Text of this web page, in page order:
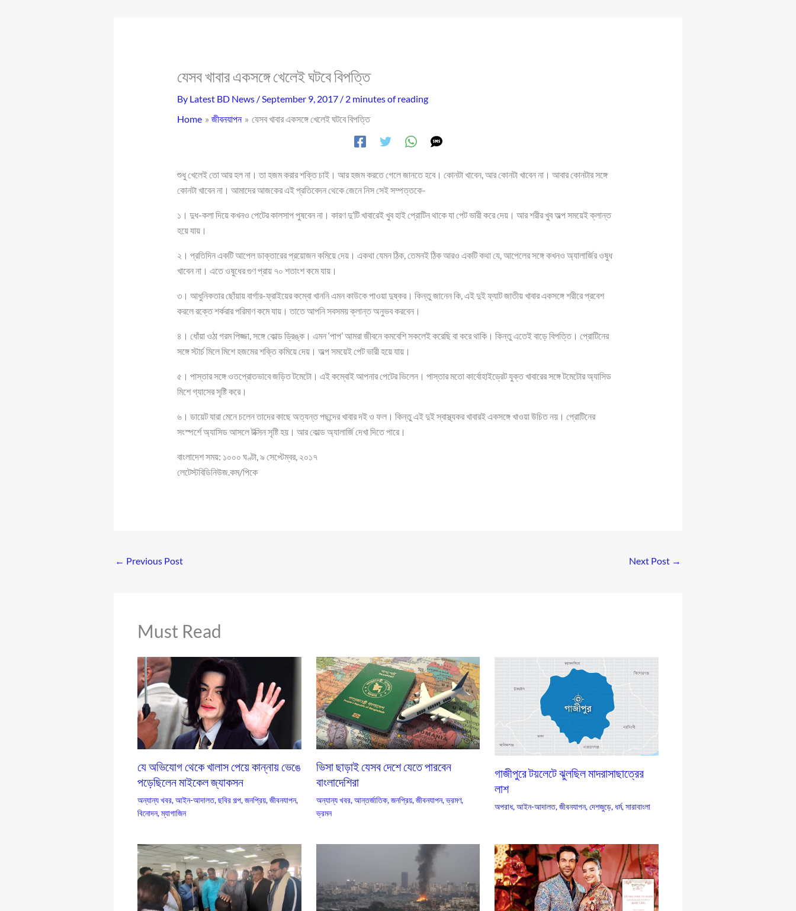
যেসব খাবার একসঙ্গে খেলেই ঘটবে বিপত্তি
By Latest BD News /September 9, 2017 / 2 minutes of reading
Home
জীবনযাপন যেসব খাবার একসঙ্গে খেলেই ঘটবে বিপত্তি
শুধু খেলেই তো আর হল না। তা হজম করার শক্তি চাই। আর হজম করতে গেলে জানতে হবে। কোনটা খাবেন, আর কোনটা খাবেন না। আবার কোনটার সঙ্গে
কোনটা খাবেন না। আমাদের আজকের এই প্রতিবেদন থেকে জেনে নিস সেই সম্পত্তকে-
১। দুধ-কলা দিয়ে কখনও পেটের কালসাপ পুষবেন না। কারণ দু’টি খাবারেই খুব হাই প্রোটিন থাকে যা পেট ভারী করে দেয়। আর শরীর খুব অল্প সময়েই ক্লান্ত
হয়ে যায়।
২। প্রতিদিন একটি আপেল ডাক্তারের প্রয়োজন কমিয়ে দেয়। একথা যেমন ঠিক, তেমনই ঠিক আরও একটি কথা যে, আপেলের সঙ্গে কখনও অ্যালার্জির ওষুধ
খাবেন না। এতে ওষুধের গুণ প্রায় ৭০ শতাংশ কমে যায়।
৩। আধুনিকতার ছোঁয়ায় বার্গার-ফ্রাইয়ের কম্বো খাননি এমন কাউকে পাওয়া দুষ্কর। কিন্তু জানেন কি, এই দুই ফ্যাট জাতীয় খাবার একসঙ্গে শরীরে প্রবেশ
করলে রক্তে শর্করার পরিমাণ কমে যায়। তাতে আপনি সবসময় ক্লান্ত অনুভব করবেন।
৪। ধোঁয়া ওঠা গরম পিজ্জা, সঙ্গে কোল্ড ড্রিঙ্ক। এমন ‘পাপ’ আমরা জীবনে কমবেশি সকলেই করেছি বা করে থাকি। কিন্তু এতেই বাড়ে বিপত্তি। প্রোটিনের
সঙ্গে স্টার্চ মিলে মিশে হজমের শক্তি কমিয়ে দেয়। অল্প সময়েই পেট ভারী হয়ে যায়।
৫। পাস্তার সঙ্গে ওতপ্রোতভাবে জড়িত টমেটো। এই কম্বোই আপনার পেটের ভিলেন। পাস্তার মতো কার্বোহাইড্রেট যুক্ত খাবারের সঙ্গে টমেটোর অ্যাসিড
মিশে গ্যাসের সৃষ্টি করে।
৬। ডায়েট যারা মেনে চলেন তাদের কাছে অত্যন্ত পছন্দের খাবার দই ও ফল। কিন্তু এই দুই স্বাস্থ্যকর খাবারই একসঙ্গে খাওয়া উচিত নয়। প্রোটিনের
সংস্পর্শে অ্যাসিড আসলে টক্সিন সৃষ্টি হয়। আর কোল্ড অ্যালার্জি দেখা দিতে পারে।
বাংলাদেশ সময়: ১০০০ ঘণ্টা, ৯ সেপ্টেম্বর, ২০১৭
লেটেস্টবিডিনিউজ.কম/পিকে
← Previous Post Next Post →
Must Read
যে অভিযোগ থেকে খালাস পেয়ে কান্নায় ভেঙে
পড়েছিলেন মাইকেল জ্যাকসন
অন্যান্য খবর,আইন-আদালত,ছবির গল্প,জনপ্রিয়,জীবনযাপন,
বিনোদন,ম্যাগাজিন
ভিসা ছাড়াই যেসব দেশে যেতে পারবেন
বাংলাদেশিরা
অন্যান্য খবর,আন্তর্জাতিক,জনপ্রিয়,জীবনযাপন,ভ্রমণ,
ভ্রমন
গাজীপুরে টয়লেটে ঝুলছিল মাদরাসাছাত্রের
লাশ
অপরাধ,আইন-আদালত,জীবনযাপন,দেশজুড়ে, ধর্ম,সারাবাংলা